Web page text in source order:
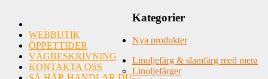
WEBBUTIK
ÖPPETTIDER
VÄGBESKRIVNING
KONTAKTA OSS
Kategorier
Nya produkter
Linoljefärg & slamfärg med mera
Linoljefärger